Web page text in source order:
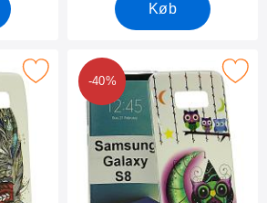
Køb
Galaxy S8 (G950F) som favorit
-40%
Marker tPU Designcover Samsung